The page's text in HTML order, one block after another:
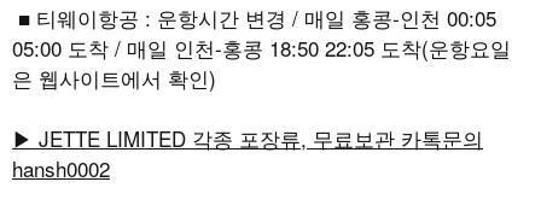
■ 티웨이항공 : 운항시간 변경 / 매일 홍콩-인천 00:05
05:00 도착 / 매일 인천-홍콩 18:50 22:05 도착(운항요일
은 웹사이트에서 확인)
▶ JETTE LIMITED 각종 포장류, 무료보관 카톡문의
hansh0002